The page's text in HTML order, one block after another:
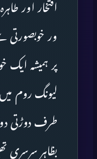
افتخار اور
ور خوبصورتی
پر ہمیشہ ایک
لیونگ روم
طرف دوڑتی
بظاہر سرسری